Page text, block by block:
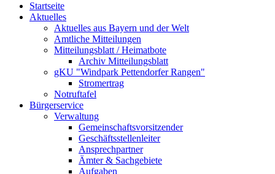
Startseite
Aktuelles
Aktuelles aus Bayern und der Welt
Amtliche Mitteilungen
Mitteilungsblatt / Heimatbote
Archiv Mitteilungsblatt
gKU "Windpark Pettendorfer Rangen"
Stromertrag
Notruftafel
Bürgerservice
Verwaltung
Gemeinschaftsvorsitzender
Geschäftsstellenleiter
Ansprechpartner
Ämter & Sachgebiete
Aufgaben